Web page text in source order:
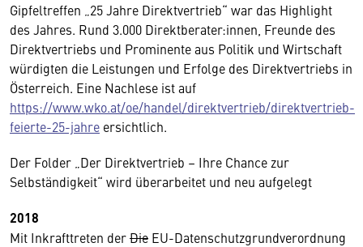
Gipfeltreffen „25 Jahre Direktvertrieb“ war das Highlight
des Jahres. Rund 3.000 Direktberater:innen, Freunde des
Direktvertriebs und Prominente aus Politik und Wirtschaft
würdigten die Leistungen und Erfolge des Direktvertriebs in
Österreich. Eine Nachlese ist auf
https://www.wko.at/oe/handel/direktvertrieb/direktvertrieb-
feierte-25-jahre ersichtlich.
Der Folder „Der Direktvertrieb – Ihre Chance zur
Selbständigkeit“ wird überarbeitet und neu aufgelegt
2018
Mit Inkrafttreten derDie EU-Datenschutzgrundverordnung